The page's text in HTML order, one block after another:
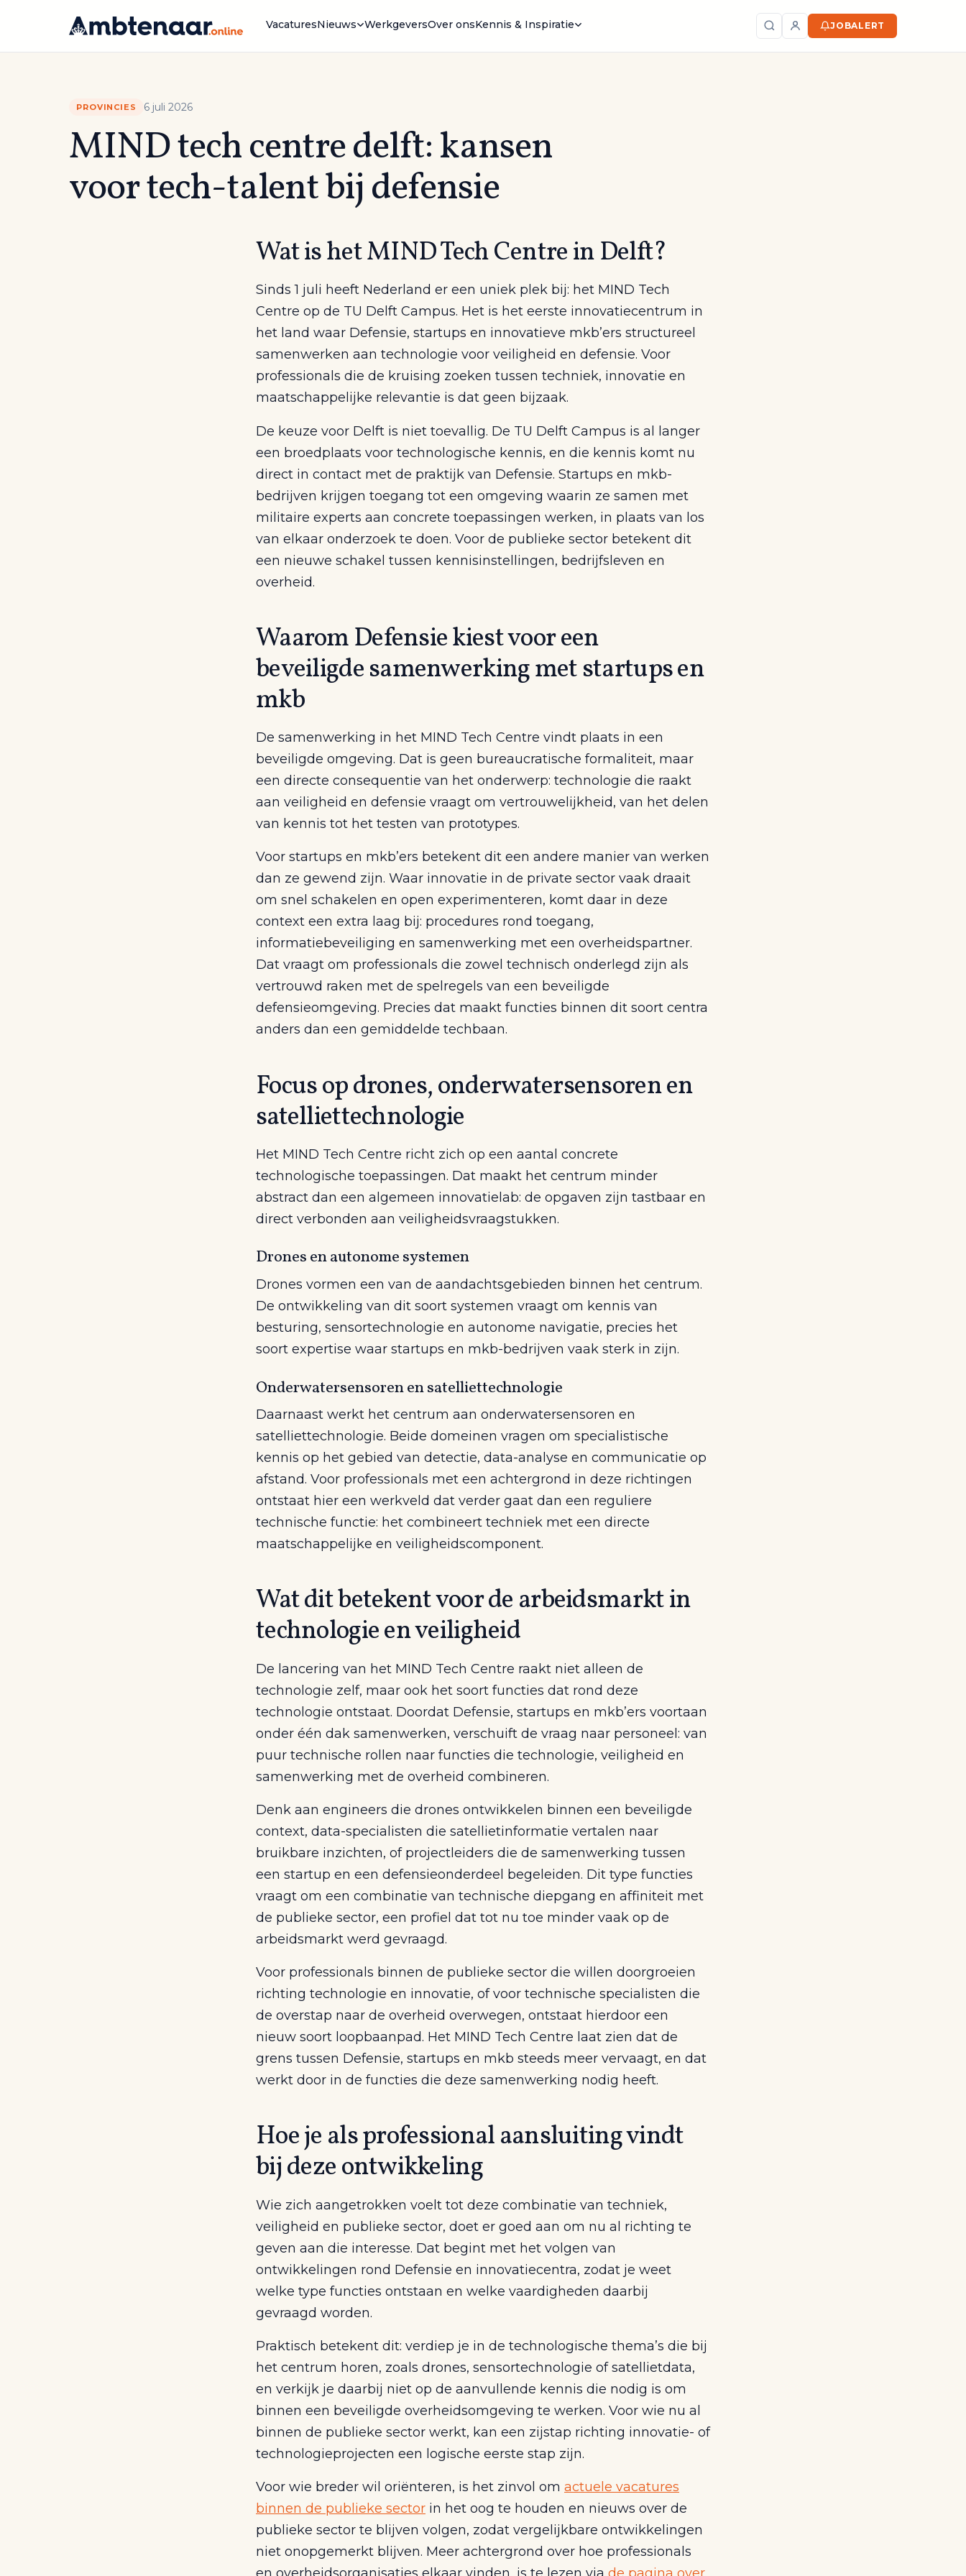
VacaturesNieuws WerkgeversOver onsKennis & Inspiratie JOBALERT
PROVINCIES 6 juli 2026
MIND tech centre delft: kansen
voor tech-talent bij defensie
Wat is het MIND Tech Centre in Delft?
Sinds 1 juli heeft Nederland er een uniek plek bij: het MIND Tech
Centre op de TU Delft Campus. Het is het eerste innovatiecentrum in
het land waar Defensie, startups en innovatieve mkb’ers structureel
samenwerken aan technologie voor veiligheid en defensie. Voor
professionals die de kruising zoeken tussen techniek, innovatie en
maatschappelijke relevantie is dat geen bijzaak.
De keuze voor Delft is niet toevallig. De TU Delft Campus is al langer
een broedplaats voor technologische kennis, en die kennis komt nu
direct in contact met de praktijk van Defensie. Startups en mkb-
bedrijven krijgen toegang tot een omgeving waarin ze samen met
militaire experts aan concrete toepassingen werken, in plaats van los
van elkaar onderzoek te doen. Voor de publieke sector betekent dit
een nieuwe schakel tussen kennisinstellingen, bedrijfsleven en
overheid.
Waarom Defensie kiest voor een
beveiligde samenwerking met startups en
mkb
De samenwerking in het MIND Tech Centre vindt plaats in een
beveiligde omgeving. Dat is geen bureaucratische formaliteit, maar
een directe consequentie van het onderwerp: technologie die raakt
aan veiligheid en defensie vraagt om vertrouwelijkheid, van het delen
van kennis tot het testen van prototypes.
Voor startups en mkb’ers betekent dit een andere manier van werken
dan ze gewend zijn. Waar innovatie in de private sector vaak draait
om snel schakelen en open experimenteren, komt daar in deze
context een extra laag bij: procedures rond toegang,
informatiebeveiliging en samenwerking met een overheidspartner.
Dat vraagt om professionals die zowel technisch onderlegd zijn als
vertrouwd raken met de spelregels van een beveiligde
defensieomgeving. Precies dat maakt functies binnen dit soort centra
anders dan een gemiddelde techbaan.
Focus op drones, onderwatersensoren en
satelliettechnologie
Het MIND Tech Centre richt zich op een aantal concrete
technologische toepassingen. Dat maakt het centrum minder
abstract dan een algemeen innovatielab: de opgaven zijn tastbaar en
direct verbonden aan veiligheidsvraagstukken.
Drones en autonome systemen
Drones vormen een van de aandachtsgebieden binnen het centrum.
De ontwikkeling van dit soort systemen vraagt om kennis van
besturing, sensortechnologie en autonome navigatie, precies het
soort expertise waar startups en mkb-bedrijven vaak sterk in zijn.
Onderwatersensoren en satelliettechnologie
Daarnaast werkt het centrum aan onderwatersensoren en
satelliettechnologie. Beide domeinen vragen om specialistische
kennis op het gebied van detectie, data-analyse en communicatie op
afstand. Voor professionals met een achtergrond in deze richtingen
ontstaat hier een werkveld dat verder gaat dan een reguliere
technische functie: het combineert techniek met een directe
maatschappelijke en veiligheidscomponent.
Wat dit betekent voor de arbeidsmarkt in
technologie en veiligheid
De lancering van het MIND Tech Centre raakt niet alleen de
technologie zelf, maar ook het soort functies dat rond deze
technologie ontstaat. Doordat Defensie, startups en mkb’ers voortaan
onder één dak samenwerken, verschuift de vraag naar personeel: van
puur technische rollen naar functies die technologie, veiligheid en
samenwerking met de overheid combineren.
Denk aan engineers die drones ontwikkelen binnen een beveiligde
context, data-specialisten die satellietinformatie vertalen naar
bruikbare inzichten, of projectleiders die de samenwerking tussen
een startup en een defensieonderdeel begeleiden. Dit type functies
vraagt om een combinatie van technische diepgang en affiniteit met
de publieke sector, een profiel dat tot nu toe minder vaak op de
arbeidsmarkt werd gevraagd.
Voor professionals binnen de publieke sector die willen doorgroeien
richting technologie en innovatie, of voor technische specialisten die
de overstap naar de overheid overwegen, ontstaat hierdoor een
nieuw soort loopbaanpad. Het MIND Tech Centre laat zien dat de
grens tussen Defensie, startups en mkb steeds meer vervaagt, en dat
werkt door in de functies die deze samenwerking nodig heeft.
Hoe je als professional aansluiting vindt
bij deze ontwikkeling
Wie zich aangetrokken voelt tot deze combinatie van techniek,
veiligheid en publieke sector, doet er goed aan om nu al richting te
geven aan die interesse. Dat begint met het volgen van
ontwikkelingen rond Defensie en innovatiecentra, zodat je weet
welke type functies ontstaan en welke vaardigheden daarbij
gevraagd worden.
Praktisch betekent dit: verdiep je in de technologische thema’s die bij
het centrum horen, zoals drones, sensortechnologie of satellietdata,
en verkijk je daarbij niet op de aanvullende kennis die nodig is om
binnen een beveiligde overheidsomgeving te werken. Voor wie nu al
binnen de publieke sector werkt, kan een zijstap richting innovatie- of
technologieprojecten een logische eerste stap zijn.
Voor wie breder wil oriënteren, is het zinvol om actuele vacatures
binnen de publieke sector in het oog te houden en nieuws over de
publieke sector te blijven volgen, zodat vergelijkbare ontwikkelingen
niet onopgemerkt blijven. Meer achtergrond over hoe professionals